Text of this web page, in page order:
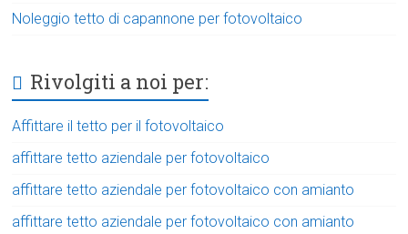
Noleggio tetto di capannone per fotovoltaico
Rivolgiti a noi per:
Affittare il tetto per il fotovoltaico
affittare tetto aziendale per fotovoltaico
affittare tetto aziendale per fotovoltaico con amianto
affittare tetto aziendale per fotovoltaico con amianto